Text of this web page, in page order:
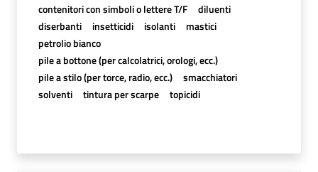
contenitori con simboli o lettere T/F
diluenti
diserbanti
insetticidi isolanti
mastici
petrolio bianco
pile a bottone (per calcolatrici, orologi, ecc.)
pile a stilo (per torce, radio, ecc.)
smacchiatori
solventi
tintura per scarpe topicidi